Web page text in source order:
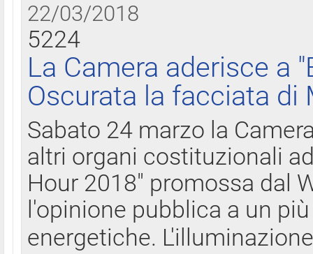
22/03/2018
5224
La Camera aderisce a
Oscurata la facciata di
Sabato 24 marzo la
altri organi costituzionali
Hour 2018" promossa dal
l'opinione pubblica a un
energetiche.